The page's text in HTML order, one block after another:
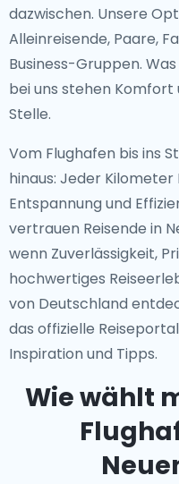
dazwischen. Unsere
Alleinreisende, Paare,
Business-Gruppen.
bei uns stehen
Stelle.
Vom Flughafen bis ins
hinaus: Jeder
Entspannung und
vertrauen Reisende in
wenn Zuverlässigkeit,
hochwertiges
von Deutschland
das offizielle
Inspiration und Tipps.
Wie wählt